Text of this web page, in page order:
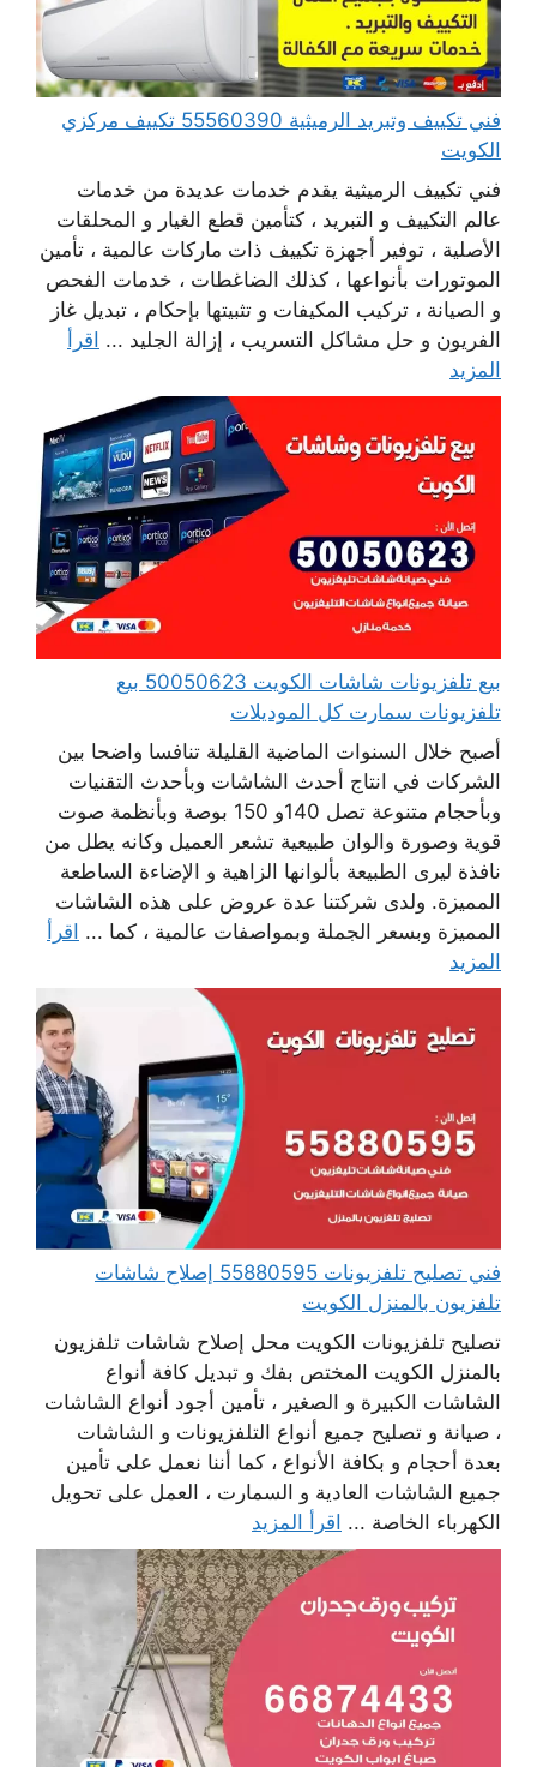
فني تكييف وتبريد الرميثية 55560390 تكييف مركزي
الكويت
فني تكييف الرميثية يقدم خدمات عديدة من خدمات
عالم التكييف و التبريد ، كتأمين قطع الغيار و المحلقات
الأصلية ، توفير أجهزة تكييف ذات ماركات عالمية ، تأمين
الموتورات بأنواعها ، كذلك الضاغطات ، خدمات الفحص
و الصيانة ، تركيب المكيفات و تثبيتها بإحكام ، تبديل غاز
الفريون و حل مشاكل التسريب ، إزالة الجليد ... اقرأ
المزيد
بيع تلفزيونات شاشات الكويت 50050623 بيع
تلفزيونات سمارت كل الموديلات
أصبح خلال السنوات الماضية القليلة تنافسا واضحا بين
الشركات في انتاج أحدث الشاشات وبأحدث التقنيات
وبأحجام متنوعة تصل 140و 150 بوصة وبأنظمة صوت
قوية وصورة والوان طبيعية تشعر العميل وكانه يطل من
نافذة ليرى الطبيعة بألوانها الزاهية و الإضاءة الساطعة
المميزة. ولدى شركتنا عدة عروض على هذه الشاشات
المميزة وبسعر الجملة وبمواصفات عالمية ، كما ... اقرأ
المزيد
فني تصليح تلفزيونات 55880595 إصلاح شاشات
تلفزيون بالمنزل الكويت
تصليح تلفزيونات الكويت محل إصلاح شاشات تلفزيون
بالمنزل الكويت المختص بفك و تبديل كافة أنواع
الشاشات الكبيرة و الصغير ، تأمين أجود أنواع الشاشات
، صيانة و تصليح جميع أنواع التلفزيونات و الشاشات
بعدة أحجام و بكافة الأنواع ، كما أننا نعمل على تأمين
جميع الشاشات العادية و السمارت ، العمل على تحويل
الكهرباء الخاصة ... اقرأ المزيد